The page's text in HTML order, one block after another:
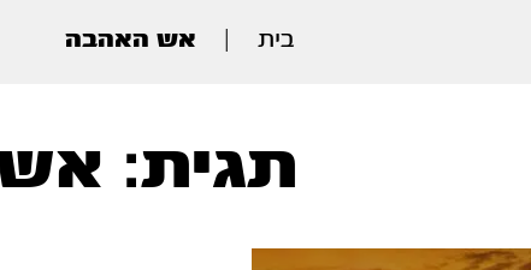
בית אש האהבה
תגית: